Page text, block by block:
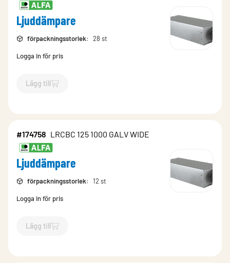
Ljuddämpare
förpackningsstorlek: 28 st
Logga in för pris
Lägg till
`$Lägg till
#174758 LRCBC 125 1000 GALV WIDE
Ljuddämpare
förpackningsstorlek: 12 st
Logga in för pris
Lägg till
`$Lägg till